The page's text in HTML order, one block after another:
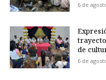
6 de
de
6 de